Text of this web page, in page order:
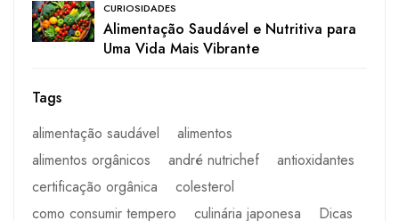
CURIOSIDADES
Alimentação Saudável e Nutritiva para
Uma Vida Mais Vibrante
Tags
alimentação saudável
alimentos
alimentos orgânicos
andré nutrichef
antioxidantes
certificação orgânica
colesterol
como consumir tempero
culinária japonesa
Dicas